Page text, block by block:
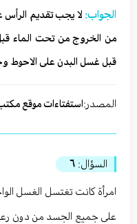
الجواب: لا يجب تقديم الرأس
من الخروج من تحت الماء
قبل غسل البدن على الاحوط
المصدر:استفتاءات موقع
السؤال: ٦
امرأة كانت تغتسل الغسل
على جميع الجسد من دون